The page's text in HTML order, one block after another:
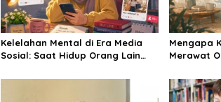
Kelelahan Mental di Era Media
Sosial: Saat Hidup Orang Lain
Mengapa
Merawat